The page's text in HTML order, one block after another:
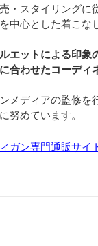
・スタイリングに
中心とした着こな
エットによる印象
合わせたコーディ
メディアの監修を
努めています。
ガン専門通販サイ